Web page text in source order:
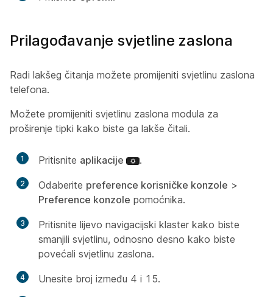
Prilagođavanje svjetline zaslona
Radi lakšeg čitanja možete promijeniti svjetlinu zaslona
telefona.
Možete promijeniti svjetlinu zaslona modula za
proširenje tipki kako biste ga lakše čitali.
1 Pritisnite aplikacije .
2 Odaberite preference korisničke konzole >
Preference konzole pomoćnika.
3
Pritisnite lijevo navigacijski klaster kako biste
smanjili svjetlinu, odnosno desno kako biste
povećali svjetlinu zaslona.
4 Unesite broj između 4 i 15.